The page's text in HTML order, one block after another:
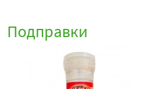
Подправки